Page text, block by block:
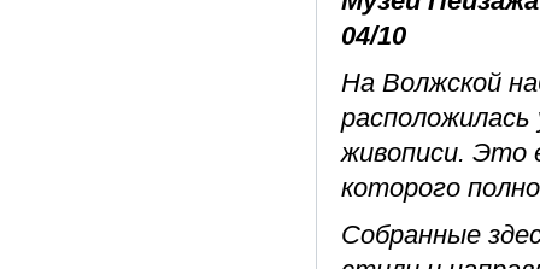
04/10
На Волжской
расположилась
живописи. Это
которого
Собранные